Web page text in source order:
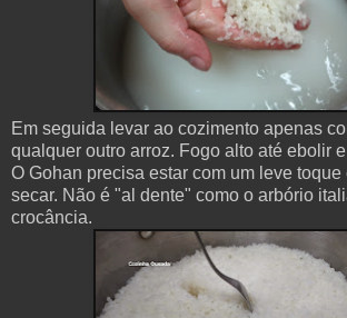
Em seguida levar ao cozimento apenas
qualquer outro arroz. Fogo alto até ebolir
O Gohan precisa estar com um leve
secar. Não é "al dente" como o arbório
crocância.